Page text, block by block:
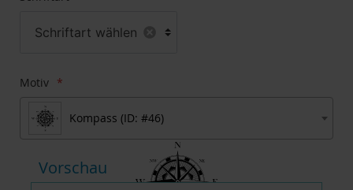
Schriftart wählen
Motiv
Kompass (ID: #46)
Vorschau